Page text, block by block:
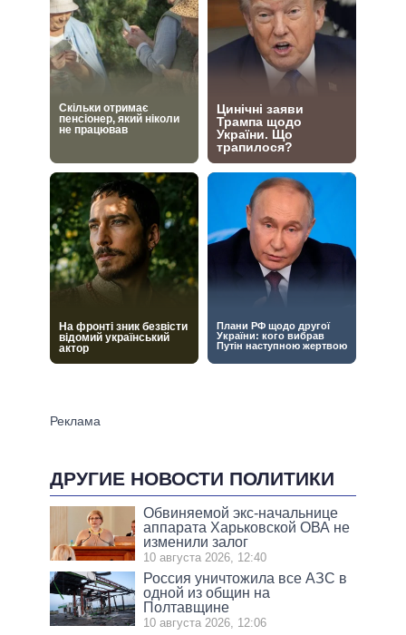
ДРУГИЕ НОВОСТИ ПОЛИТИКИ
Обвиняемой экс-начальнице
аппарата Харьковской ОВА не
изменили залог
10 августа 2026, 12:40
Россия уничтожила все АЗС в
одной из общин на
Полтавщине
10 августа 2026, 12:06